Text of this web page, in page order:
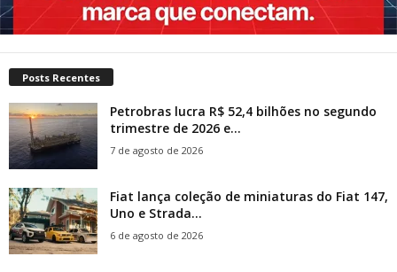
Posts Recentes
Petrobras lucra R$ 52,4 bilhões no segundo
trimestre de 2026 e...
7 de agosto de 2026
Fiat lança coleção de miniaturas do Fiat 147,
Uno e Strada...
6 de agosto de 2026